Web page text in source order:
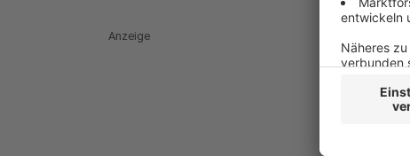
Anzeige